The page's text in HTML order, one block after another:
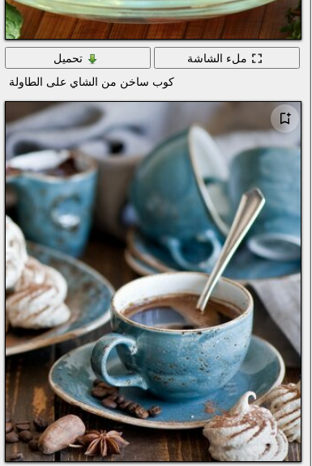
ملء الشاشة
تحميل
كوب ساخن من الشاي على الطاولة